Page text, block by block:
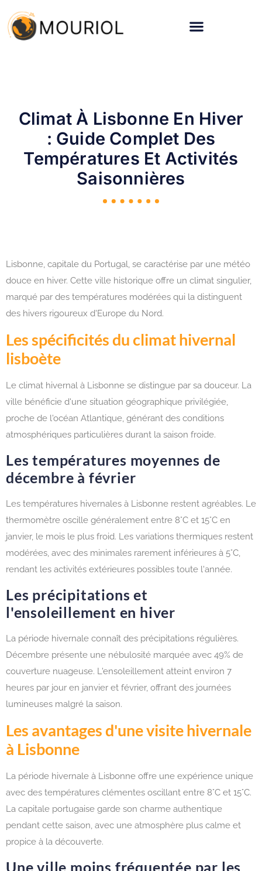
Climat À Lisbonne En Hiver
: Guide Complet Des
Températures Et Activités
Saisonnières
Lisbonne, capitale du Portugal, se caractérise par une météo
douce en hiver. Cette ville historique offre un climat singulier,
marqué par des températures modérées qui la distinguent
des hivers rigoureux d'Europe du Nord.
Les spécificités du climat hivernal
lisboète
Le climat hivernal à Lisbonne se distingue par sa douceur. La
ville bénéficie d'une situation géographique privilégiée,
proche de l'océan Atlantique, générant des conditions
atmosphériques particulières durant la saison froide.
Les températures moyennes de
décembre à février
Les températures hivernales à Lisbonne restent agréables. Le
thermomètre oscille généralement entre 8°C et 15°C en
janvier, le mois le plus froid. Les variations thermiques restent
modérées, avec des minimales rarement inférieures à 5°C,
rendant les activités extérieures possibles toute l'année.
Les précipitations et
l'ensoleillement en hiver
La période hivernale connaît des précipitations régulières.
Décembre présente une nébulosité marquée avec 49% de
couverture nuageuse. L'ensoleillement atteint environ 7
heures par jour en janvier et février, offrant des journées
lumineuses malgré la saison.
Les avantages d'une visite hivernale
à Lisbonne
La période hivernale à Lisbonne offre une expérience unique
avec des températures clémentes oscillant entre 8°C et 15°C.
La capitale portugaise garde son charme authentique
pendant cette saison, avec une atmosphère plus calme et
propice à la découverte.
Une ville moins fréquentée par les